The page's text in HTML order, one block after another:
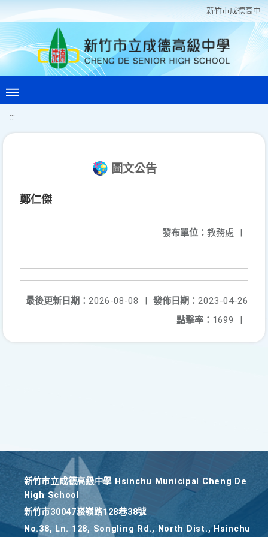
新竹巿成德高中
:::
圖文公告
鄭仁傑
發布單位： 教務處 |
發佈日期： 2023-04-26
最後更新日期： 2026-08-08
|
點擊率： 1699 |
新竹巿立成德高級中學 Hsinchu Municipal Cheng De
High School
新竹巿30047崧嶺路128巷38號
No.38, Ln. 128, Songling Rd., North Dist., Hsinchu